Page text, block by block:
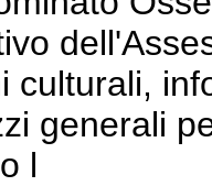
culturali,
generali
l